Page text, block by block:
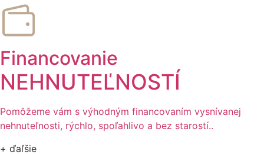
Financovanie
NEHNUTEĽNOSTÍ
Pomôžeme vám s výhodným financovaním vysnívanej
nehnuteľnosti, rýchlo, spoľahlivo a bez starostí..
+ ďaľšie